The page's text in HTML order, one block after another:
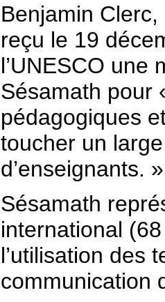
Benjamin
reçu le 19
l’UNESCO une
Sésamath pour
pédagogiques
toucher un
d’enseignants.
Sésamath
international
l’utilisation des
communication